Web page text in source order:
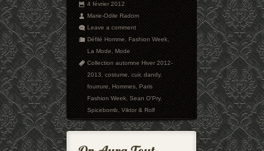
4 février 2012
Marie-Odile Radom
Leave a comment
Défilé Homme,Fashion Week,
La Mode,Mode
Collection automne Hiver 2012-
2013,costume,cuir,dandy,
fourrure,Hommes,Paris
Fashion Week,Sean O'Pry,
Spicebomb,Viktor & Rolf